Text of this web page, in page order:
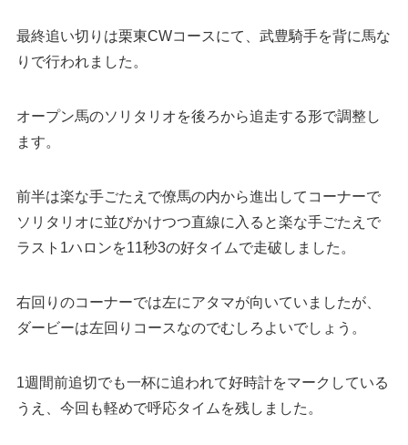
最終追い切りは栗東CWコースにて、武豊騎手を背に馬な
りで行われました。
オープン馬のソリタリオを後ろから追走する形で調整し
ます。
前半は楽な手ごたえで僚馬の内から進出してコーナーで
ソリタリオに並びかけつつ直線に入ると楽な手ごたえで
ラスト1ハロンを11秒3の好タイムで走破しました。
右回りのコーナーでは左にアタマが向いていましたが、
ダービーは左回りコースなのでむしろよいでしょう。
1週間前追切でも一杯に追われて好時計をマークしている
うえ、今回も軽めで呼応タイムを残しました。